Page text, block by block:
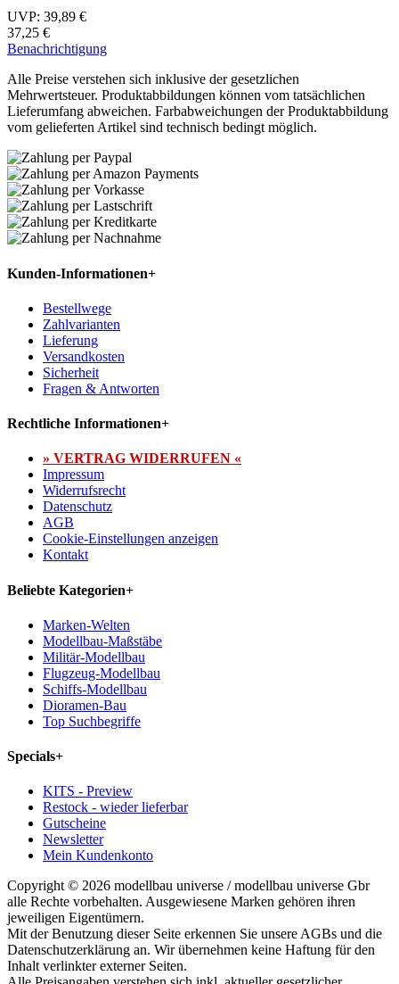
UVP: 39,89 €
37,25 €
Benachrichtigung
Alle Preise verstehen sich inklusive der gesetzlichen
Mehrwertsteuer. Produktabbildungen können vom tatsächlichen
Lieferumfang abweichen. Farbabweichungen der Produktabbildung
vom gelieferten Artikel sind technisch bedingt möglich.
Kunden-Informationen+
Bestellwege
Zahlvarianten
Lieferung
Versandkosten
Sicherheit
Fragen & Antworten
Rechtliche Informationen+
» VERTRAG WIDERRUFEN «
Impressum
Widerrufsrecht
Datenschutz
AGB
Cookie-Einstellungen anzeigen
Kontakt
Beliebte Kategorien+
Marken-Welten
Modellbau-Maßstäbe
Militär-Modellbau
Flugzeug-Modellbau
Schiffs-Modellbau
Dioramen-Bau
Top Suchbegriffe
Specials+
KITS - Preview
Restock - wieder lieferbar
Gutscheine
Newsletter
Mein Kundenkonto
Copyright © 2026 modellbau universe / modellbau universe Gbr
alle Rechte vorbehalten. Ausgewiesene Marken gehören ihren
jeweiligen Eigentümern.
Mit der Benutzung dieser Seite erkennen Sie unsere AGBs und die
Datenschutzerklärung an. Wir übernehmen keine Haftung für den
Inhalt verlinkter externer Seiten.